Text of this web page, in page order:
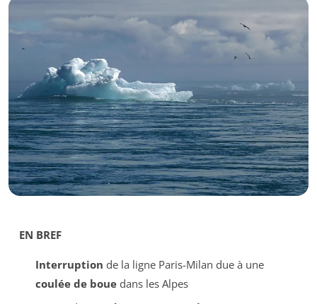
EN BREF
Interruption de la ligne Paris-Milan due à une
coulée de bouedans les Alpes